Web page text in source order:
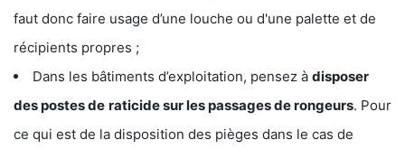
faut donc faire usage d’une louche ou d'une palette et de
récipients propres ;
Dans les bâtiments d’exploitation, pensez à disposer
des postes de raticide sur les passages de rongeurs. Pour
ce qui est de la disposition des pièges dans le cas de